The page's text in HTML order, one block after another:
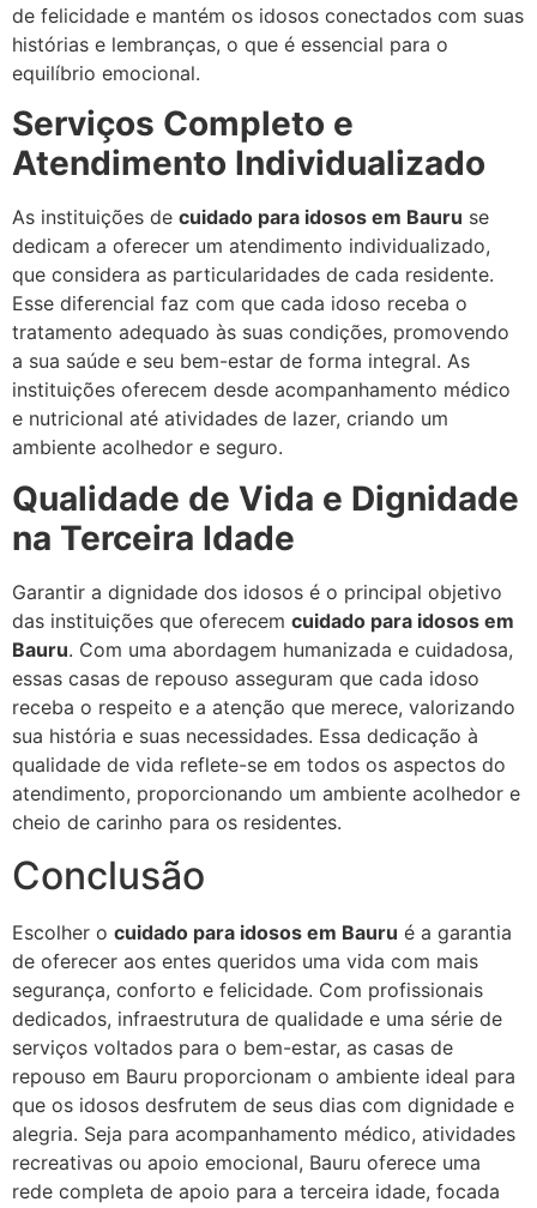
de felicidade e mantém os idosos conectados com suas
histórias e lembranças, o que é essencial para o
equilíbrio emocional.
Serviços Completo e
Atendimento Individualizado
As instituições de cuidado para idosos em Bauru se
dedicam a oferecer um atendimento individualizado,
que considera as particularidades de cada residente.
Esse diferencial faz com que cada idoso receba o
tratamento adequado às suas condições, promovendo
a sua saúde e seu bem-estar de forma integral. As
instituições oferecem desde acompanhamento médico
e nutricional até atividades de lazer, criando um
ambiente acolhedor e seguro.
Qualidade de Vida e Dignidade
na Terceira Idade
Garantir a dignidade dos idosos é o principal objetivo
das instituições que oferecem cuidado para idosos em
Bauru. Com uma abordagem humanizada e cuidadosa,
essas casas de repouso asseguram que cada idoso
receba o respeito e a atenção que merece, valorizando
sua história e suas necessidades. Essa dedicação à
qualidade de vida reflete-se em todos os aspectos do
atendimento, proporcionando um ambiente acolhedor e
cheio de carinho para os residentes.
Conclusão
Escolher o cuidado para idosos em Bauru é a garantia
de oferecer aos entes queridos uma vida com mais
segurança, conforto e felicidade. Com profissionais
dedicados, infraestrutura de qualidade e uma série de
serviços voltados para o bem-estar, as casas de
repouso em Bauru proporcionam o ambiente ideal para
que os idosos desfrutem de seus dias com dignidade e
alegria. Seja para acompanhamento médico, atividades
recreativas ou apoio emocional, Bauru oferece uma
rede completa de apoio para a terceira idade, focada